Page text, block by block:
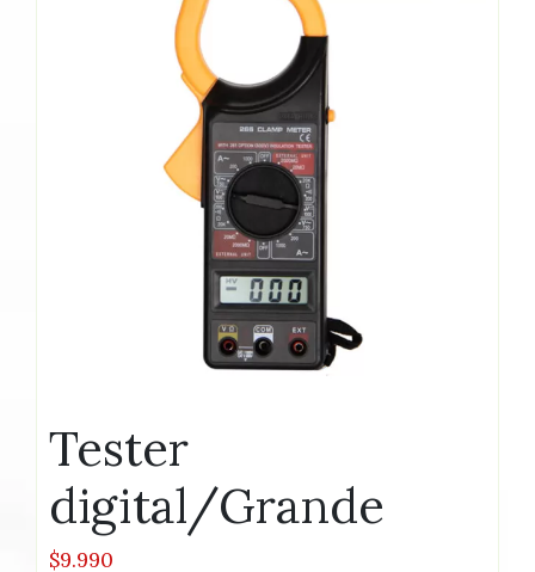
Tester
digital/Grande
$9.990